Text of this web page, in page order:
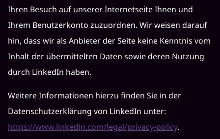
Ihren Besuch auf unserer Internetseite Ihnen und
Ihrem Benutzerkonto zuzuordnen. Wir weisen darauf
hin, dass wir als Anbieter der Seite keine Kenntnis vom
Inhalt der übermittelten Daten sowie deren Nutzung
durch LinkedIn haben.
Weitere Informationen hierzu finden Sie in der
Datenschutzerklärung von LinkedIn unter:
https://www.linkedin.com/legal/privacy-policy.